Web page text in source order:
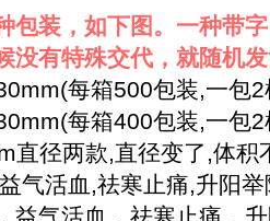
包装，如下图。一种带
没有特殊交代，就随机
每箱500包装,一包
每箱400包装,一包
直径两款,直径变了,体积
气活血,祛寒止痛,升阳